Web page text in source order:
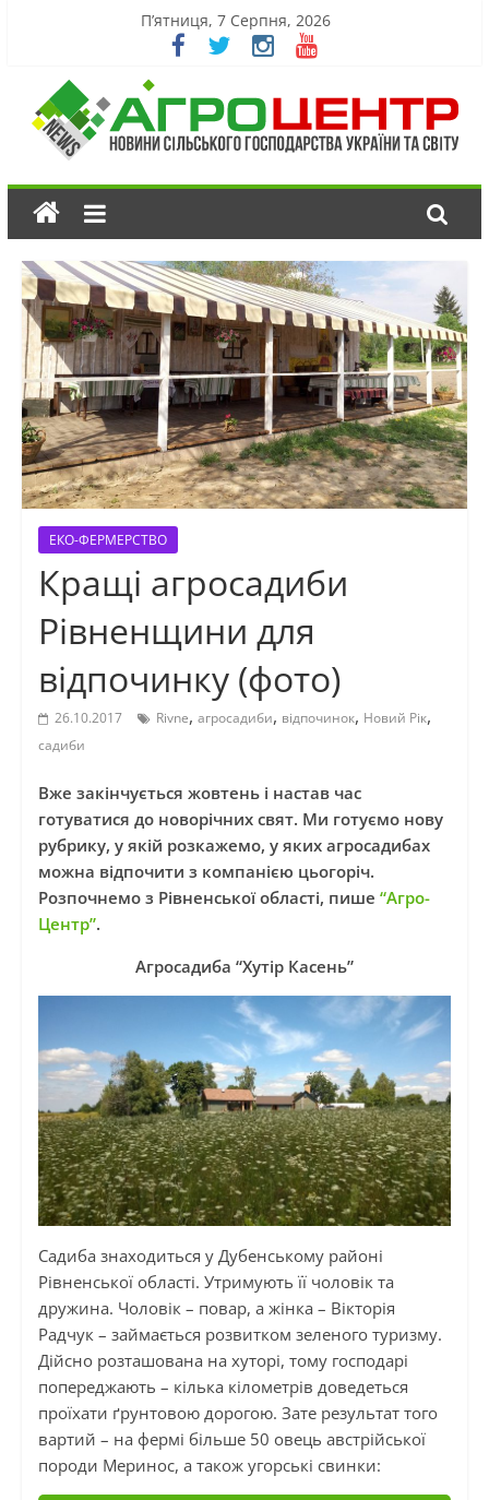
П’ятниця, 7 Серпня, 2026
ЕКО-ФЕРМЕРСТВО
Кращі агросадиби
Рівненщини для
відпочинку (фото)
26.10.2017 Rivne, агросадиби, відпочинок, Новий Рік,
садиби
Вже закінчується жовтень і настав час
готуватися до новорічних свят. Ми готуємо нову
рубрику, у якій розкажемо, у яких агросадибах
можна відпочити з компанією цьогоріч.
Розпочнемо з Рівненської області, пише “Агро-
Центр”.
Агросадиба “Хутір Касень”
Садиба знаходиться у Дубенському районі
Рівненської області. Утримують її чоловік та
дружина. Чоловік – повар, а жінка – Вікторія
Радчук – займається розвитком зеленого туризму.
Дійсно розташована на хуторі, тому господарі
попереджають – кілька кілометрів доведеться
проїхати ґрунтовою дорогою. Зате результат того
вартий – на фермі більше 50 овець австрійської
породи Меринос, а також угорські свинки: